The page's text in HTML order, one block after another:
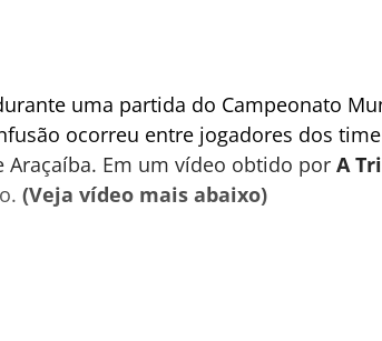
uma partida do Campeonato
ocorreu entre jogadores dos
Araçaíba. Em um vídeo obtido por A
(Veja vídeo mais abaixo)